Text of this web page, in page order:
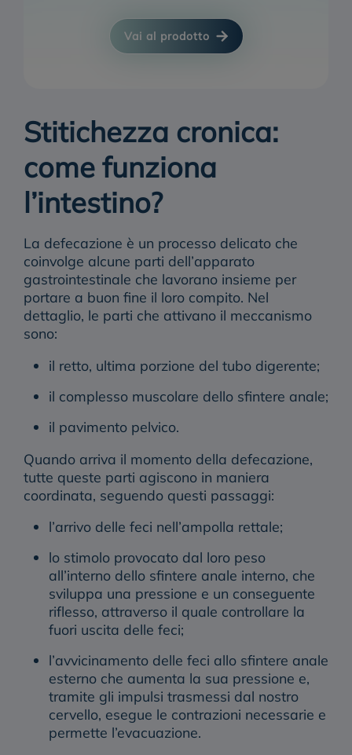
Vai al prodotto
Stitichezza cronica:
come funziona
l’intestino?
La defecazione è un processo delicato che
coinvolge alcune parti dell’apparato
gastrointestinale che lavorano insieme per
portare a buon fine il loro compito. Nel
dettaglio, le parti che attivano il meccanismo
sono:
il retto, ultima porzione del tubo digerente;
il complesso muscolare dello sfintere anale;
il pavimento pelvico.
Quando arriva il momento della defecazione,
tutte queste parti agiscono in maniera
coordinata, seguendo questi passaggi:
l’arrivo delle feci nell’ampolla rettale;
lo stimolo provocato dal loro peso
all’interno dello sfintere anale interno, che
sviluppa una pressione e un conseguente
riflesso, attraverso il quale controllare la
fuori uscita delle feci;
l’avvicinamento delle feci allo sfintere anale
esterno che aumenta la sua pressione e,
tramite gli impulsi trasmessi dal nostro
cervello, esegue le contrazioni necessarie e
permette l’evacuazione.